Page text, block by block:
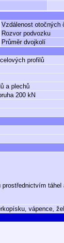
Vzdálenost otočných
Rozvor podvozku
Průměr dvojkolí
profilů
a plechů
200 kN
vápence,